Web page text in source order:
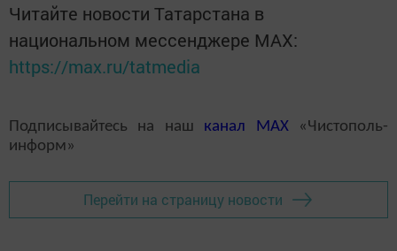
Читайте новости Татарстана в
национальном мессенджере MАХ:
https://max.ru/tatmedia
Подписывайтесь на наш канал MAX«Чистополь-
информ»
Перейти на страницу новости